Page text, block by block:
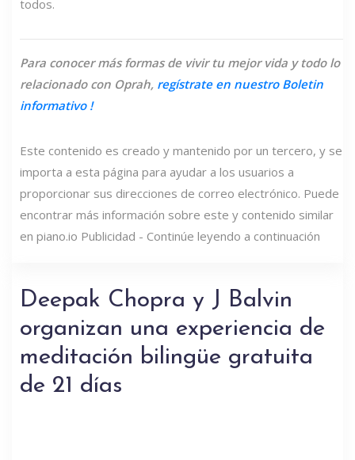
todos.
Para conocer más formas de vivir tu mejor vida y todo lo
relacionado con Oprah, regístrate en nuestro Boletin
informativo !
Este contenido es creado y mantenido por un tercero, y se
importa a esta página para ayudar a los usuarios a
proporcionar sus direcciones de correo electrónico. Puede
encontrar más información sobre este y contenido similar
en piano.io Publicidad - Continúe leyendo a continuación
Deepak Chopra y J Balvin
organizan una experiencia de
meditación bilingüe gratuita
de 21 días